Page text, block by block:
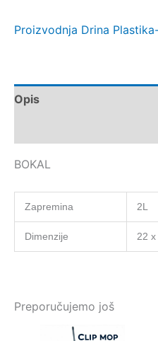
Proizvodnja Drina
Opis
BOKAL
Zapremina 2L
Dimenzije 22
Preporučujemo još